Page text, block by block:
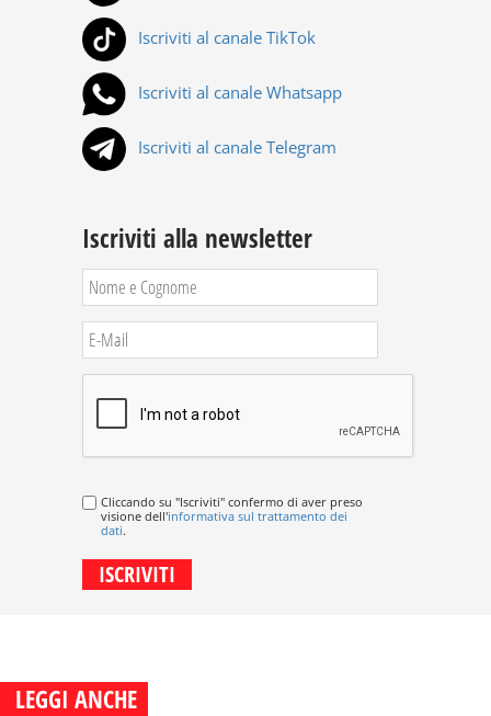
Iscriviti al canale TikTok
Iscriviti al canale Whatsapp
Iscriviti al canale Telegram
Iscriviti alla newsletter
Cliccando su "Iscriviti" confermo di aver preso
visione dell'informativa sul trattamento dei
dati.
LEGGI ANCHE